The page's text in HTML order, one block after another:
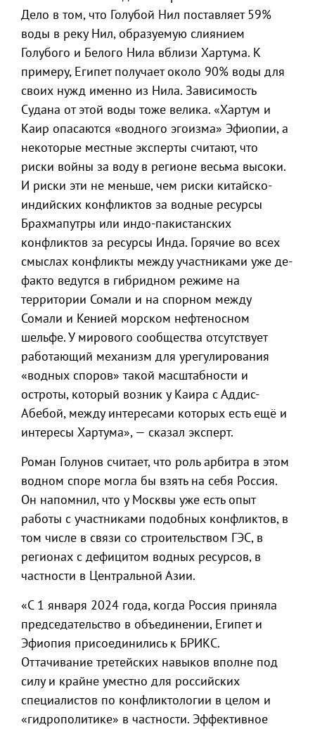
Дело в том, что Голубой Нил поставляет 59%
воды в реку Нил, образуемую слиянием
Голубого и Белого Нила вблизи Хартума. К
примеру, Египет получает около 90% воды для
своих нужд именно из Нила. Зависимость
Судана от этой воды тоже велика. «Хартум и
Каир опасаются «водного эгоизма» Эфиопии, а
некоторые местные эксперты считают, что
риски войны за воду в регионе весьма высоки.
И риски эти не меньше, чем риски китайско-
индийских конфликтов за водные ресурсы
Брахмапутры или индо-пакистанских
конфликтов за ресурсы Инда. Горячие во всех
смыслах конфликты между участниками уже де-
факто ведутся в гибридном режиме на
территории Сомали и на спорном между
Сомали и Кенией морском нефтеносном
шельфе. У мирового сообщества отсутствует
работающий механизм для урегулирования
«водных споров» такой масштабности и
остроты, который возник у Каира с Аддис-
Абебой, между интересами которых есть ещё и
интересы Хартума», — сказал эксперт.
Роман Голунов считает, что роль арбитра в этом
водном споре могла бы взять на себя Россия.
Он напомнил, что у Москвы уже есть опыт
работы с участниками подобных конфликтов, в
том числе в связи со строительством ГЭС, в
регионах с дефицитом водных ресурсов, в
частности в Центральной Азии.
«С 1 января 2024 года, когда Россия приняла
председательство в объединении, Египет и
Эфиопия присоединились к БРИКС.
Оттачивание третейских навыков вполне под
силу и крайне уместно для российских
специалистов по конфликтологии в целом и
«гидрополитике» в частности. Эффективное